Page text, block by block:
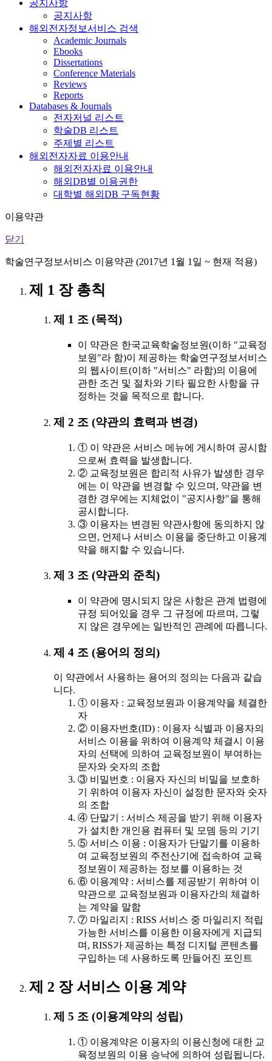
공지사항
공지사항
해외전자정보서비스 검색
Academic Journals
Ebooks
Dissertations
Conference Materials
Reviews
Reports
Databases & Journals
전자저널 리스트
학술DB 리스트
주제별 리스트
해외전자자료 이용안내
해외전자자료 이용안내
해외DB별 이용권한
대학별 해외DB 구독현황
이용약관
닫기
학술연구정보서비스 이용약관 (2017년 1월 1일 ~ 현재 적용)
제 1 장 총칙
제 1 조 (목적)
이 약관은 한국교육학술정보원(이하 "교육정
보원"라 함)이 제공하는 학술연구정보서비스
의 웹사이트(이하 "서비스" 라함)의 이용에
관한 조건 및 절차와 기타 필요한 사항을 규
정하는 것을 목적으로 합니다.
제 2 조 (약관의 효력과 변경)
① 이 약관은 서비스 메뉴에 게시하여 공시함
으로써 효력을 발생합니다.
② 교육정보원은 합리적 사유가 발생한 경우
에는 이 약관을 변경할 수 있으며, 약관을 변
경한 경우에는 지체없이 "공지사항"을 통해
공시합니다.
③ 이용자는 변경된 약관사항에 동의하지 않
으면, 언제나 서비스 이용을 중단하고 이용계
약을 해지할 수 있습니다.
제 3 조 (약관외 준칙)
이 약관에 명시되지 않은 사항은 관계 법령에
규정 되어있을 경우 그 규정에 따르며, 그렇
지 않은 경우에는 일반적인 관례에 따릅니다.
제 4 조 (용어의 정의)
이 약관에서 사용하는 용어의 정의는 다음과 같습
니다.
① 이용자 : 교육정보원과 이용계약을 체결한
자
② 이용자번호(ID) : 이용자 식별과 이용자의
서비스 이용을 위하여 이용계약 체결시 이용
자의 선택에 의하여 교육정보원이 부여하는
문자와 숫자의 조합
③ 비밀번호 : 이용자 자신의 비밀을 보호하
기 위하여 이용자 자신이 설정한 문자와 숫자
의 조합
④ 단말기 : 서비스 제공을 받기 위해 이용자
가 설치한 개인용 컴퓨터 및 모뎀 등의 기기
⑤ 서비스 이용 : 이용자가 단말기를 이용하
여 교육정보원의 주전산기에 접속하여 교육
정보원이 제공하는 정보를 이용하는 것
⑥ 이용계약 : 서비스를 제공받기 위하여 이
약관으로 교육정보원과 이용자간의 체결하
는 계약을 말함
⑦ 마일리지 : RISS 서비스 중 마일리지 적립
가능한 서비스를 이용한 이용자에게 지급되
며, RISS가 제공하는 특정 디지털 콘텐츠를
구입하는 데 사용하도록 만들어진 포인트
제 2 장 서비스 이용 계약
제 5 조 (이용계약의 성립)
① 이용계약은 이용자의 이용신청에 대한 교
육정보원의 이용 승낙에 의하여 성립됩니다.